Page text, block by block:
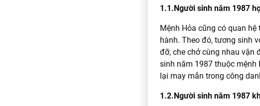
1.1.Người sinh năm 1987
Mệnh Hỏa cũng có quan
hành. Theo đó, tương sinh
đỡ, che chở cùng nhau vận
sinh năm 1987 thuộc mệnh
lại may mắn trong công
1.2.Người sinh năm 1987